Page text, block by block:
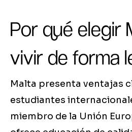
Por qué elegir
vivir de forma
Malta presenta ventajas
estudiantes
miembro de la Unión